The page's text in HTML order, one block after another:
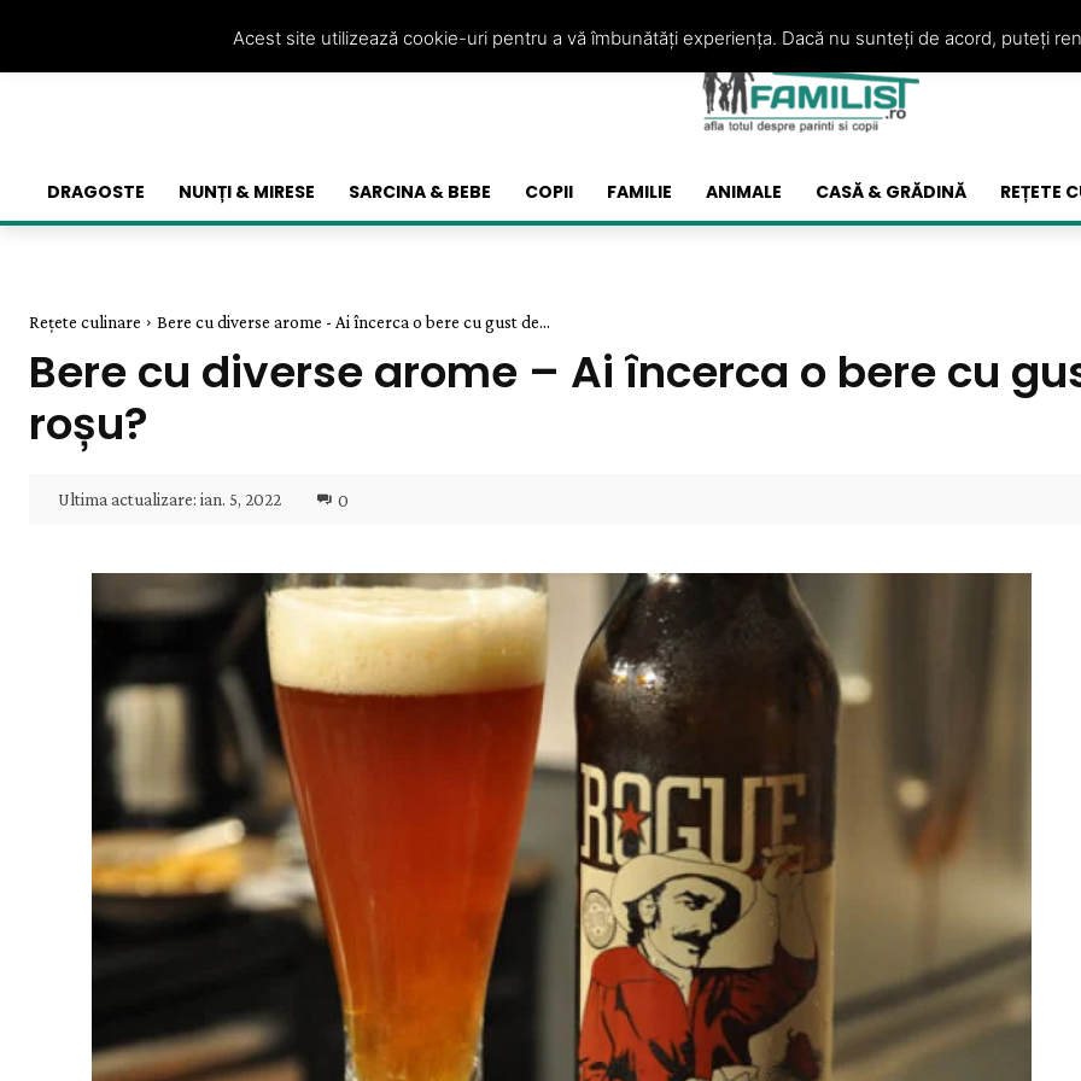
DRAGOSTE NUNȚI & MIRESE SARCINA & BEBE COPII FAMILIE ANIMALE CASĂ & GRĂDINĂ REȚETE
Rețete culinare Bere cu diverse arome - Ai încerca o bere cu gust de...
Bere cu diverse arome – Ai încerca o bere cu
roșu?
Ultima actualizare: ian. 5, 2022 0
Acest site utilizează cookie-uri pentru a vă îmbunătăți experiența. Dacă nu sunteți de acord, puteți